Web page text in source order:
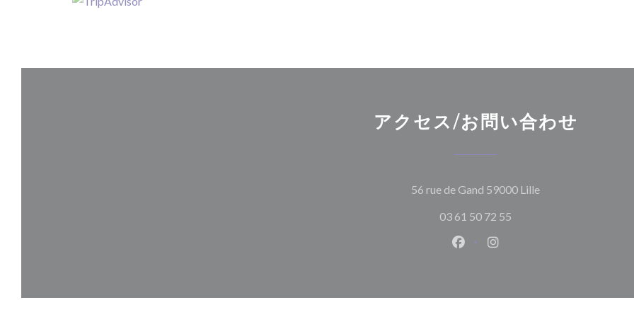
アクセス/お問い合わせ
56 rue de Gand 59000 Lille((新しいウィンド
03 61 50 72 55
Facebook ((新しいウィンドウ
Instagram ((新しいウィ